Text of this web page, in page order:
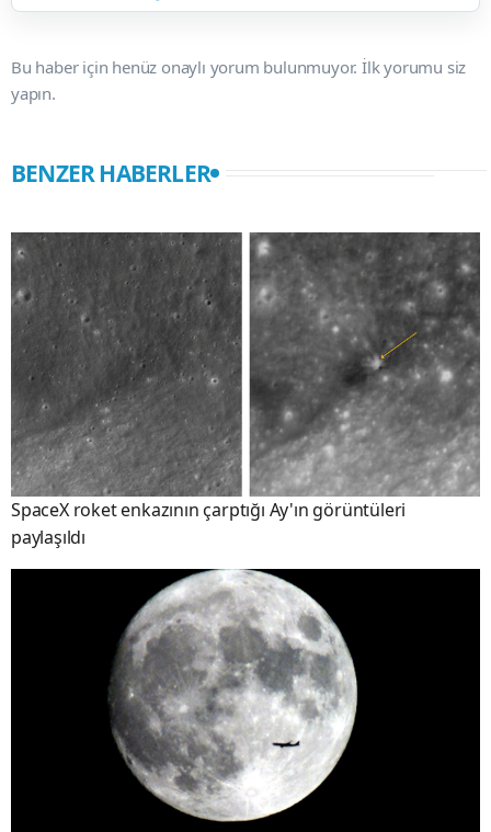
Bu haber için henüz onaylı yorum bulunmuyor. İlk yorumu siz
yapın.
BENZER HABERLER
SpaceX roket enkazının çarptığı Ay'ın görüntüleri
paylaşıldı